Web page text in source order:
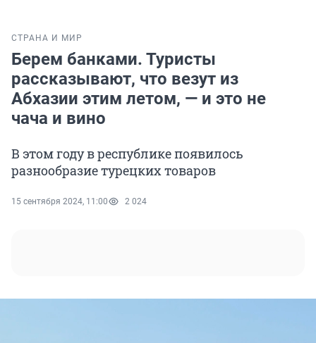
СТРАНА И МИР
Берем банками. Туристы
рассказывают, что везут из
Абхазии этим летом, — и это не
чача и вино
В этом году в республике появилось
разнообразие турецких товаров
15 сентября 2024, 11:00 2 024